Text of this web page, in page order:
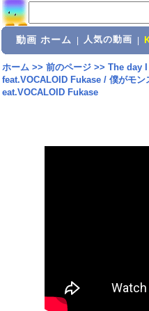
動画 ホーム 人気の動画
ホーム>> 前のページ>> The day
feat.VOCALOID Fukase / 僕がモン
eat.VOCALOID Fukase